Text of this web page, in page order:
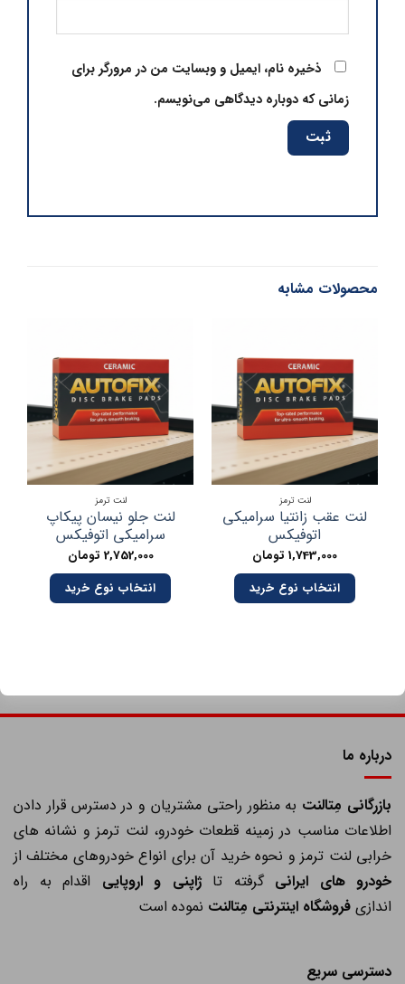
ذخیره نام، ایمیل و وبسایت من در مرورگر برای
زمانی که دوباره دیدگاهی می‌نویسم.
محصولات مشابه
لنت ترمز
لنت عقب زانتیا سرامیکی
اتوفیکس
1,743,000تومان
انتخاب نوع خرید
لنت ترمز
لنت جلو نیسان پیکاپ
سرامیکی اتوفیکس
2,752,000تومان
انتخاب نوع خرید
درباره ما
بازرگانی مِتالنتبه منظور راحتی مشتریان و در دسترس قرار دادن
اطلاعات مناسب در زمینه قطعات خودرو، لنت ترمز و نشانه های
خرابی لنت ترمز و نحوه خرید آن برای انواع خودروهای مختلف از
خودرو های ایرانیگرفته تاژاپنی و اروپاییاقدام به راه
اندازیفروشگاه اینترنتی مِتالنتنموده است
دسترسی سریع